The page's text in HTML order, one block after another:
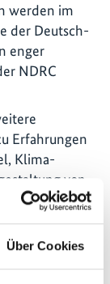
Über Cookies
werden im
der Deutsch-
enger
NDRC
Erfahrungen
Klima-
von
Jiaxing-